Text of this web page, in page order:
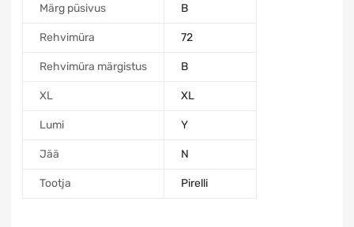
Märg püsivus B
Rehvimüra 72
Rehvimüra märgistus B
XL XL
Lumi Y
Jää N
Tootja Pirelli